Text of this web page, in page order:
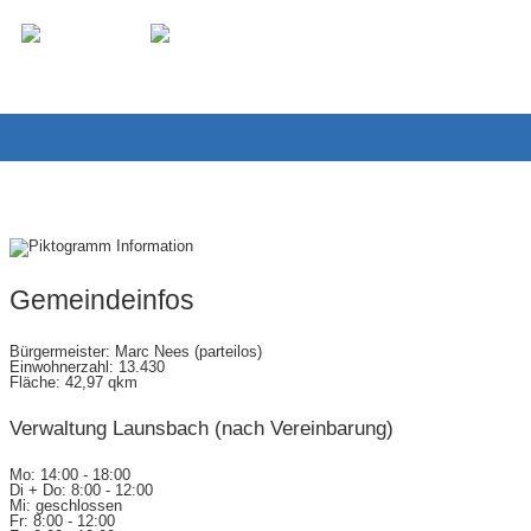
Gemeindeinfos
Bürgermeister: Marc Nees (parteilos)
Einwohnerzahl: 13.430
Fläche: 42,97 qkm
Verwaltung Launsbach (nach Vereinbarung)
Mo: 14:00 - 18:00
Di + Do: 8:00 - 12:00
Mi: geschlossen
Fr: 8:00 - 12:00